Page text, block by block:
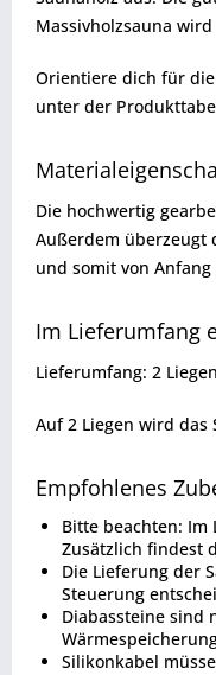
Massivholzsauna
Orientiere dich für
unter der
Die hochwertig
Außerdem überzeugt
und somit von
Im Lieferumfang
Lieferumfang: 2
Auf 2 Liegen wird das
Empfohlenes
Bitte beachten: Im
Zusätzlich findest
Die Lieferung der
Steuerung
Diabassteine sind
Silikonkabel